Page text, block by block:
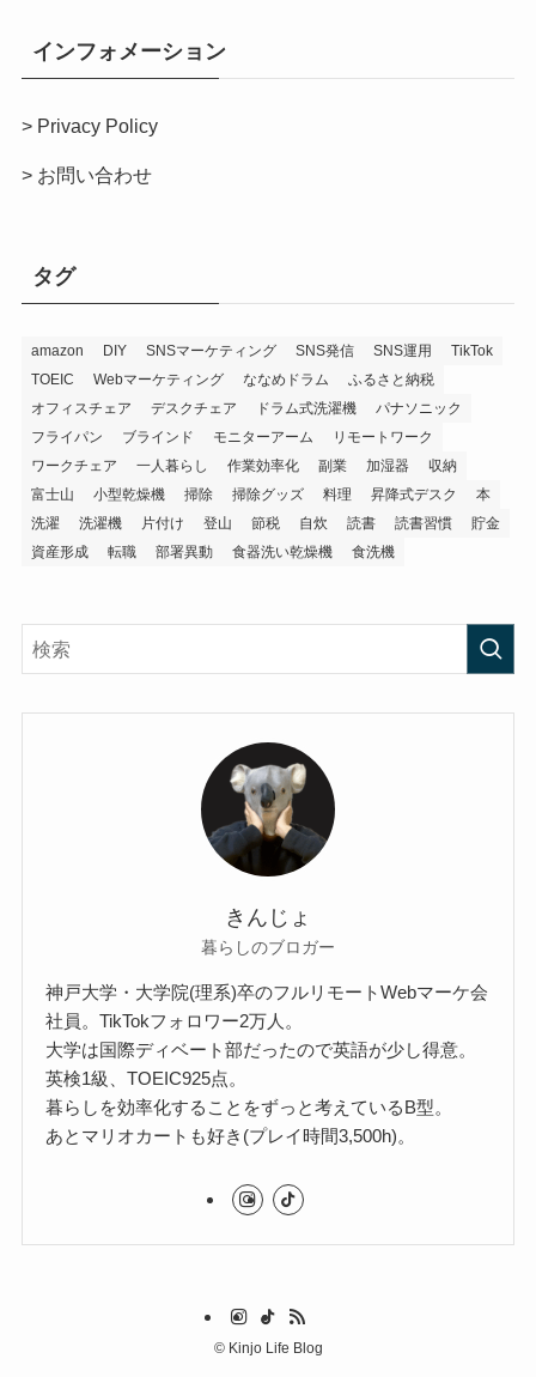
インフォメーション
> Privacy Policy
> お問い合わせ
タグ
amazon DIY SNSマーケティング SNS発信 SNS運用
TikTok
TOEIC
Webマーケティング ななめドラム
ふるさと納税
オフィスチェア
デスクチェア ドラム式洗濯機
パナソニック
フライパン
ブラインド モニターアーム
リモートワーク
ワークチェア
一人暮らし 作業効率化 副業 加湿器
収納
富士山
小型乾燥機 掃除 掃除グッズ 料理 昇降式デスク
本
洗濯
洗濯機 片付け 登山 節税 自炊 読書 読書習慣
貯金
資産形成
転職 部署異動 食器洗い乾燥機 食洗機
きんじょ
暮らしのブロガー
神戸大学・大学院(理系)卒のフルリモートWebマーケ会
社員。TikTokフォロワー2万人。
大学は国際ディベート部だったので英語が少し得意。
英検1級、TOEIC925点。
暮らしを効率化することをずっと考えているB型。
あとマリオカートも好き(プレイ時間3,500h)。
©Kinjo Life Blog